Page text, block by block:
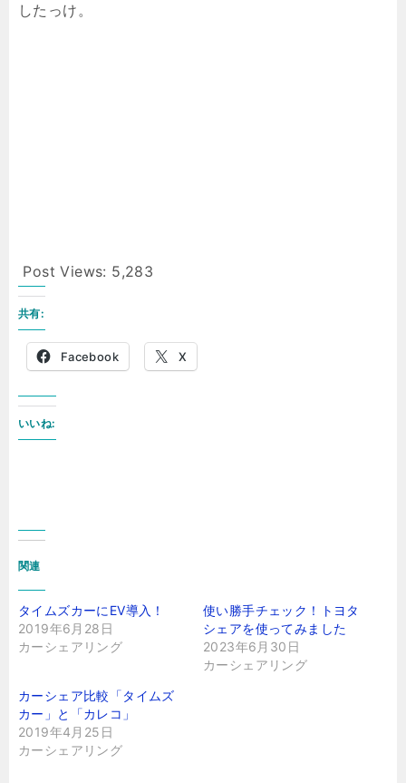
したっけ。
Post Views: 5,283
共有:
Facebook X
いいね:
関連
タイムズカーにEV導入！
2019年6月28日
カーシェアリング
使い勝手チェック！トヨタ
シェアを使ってみました
2023年6月30日
カーシェアリング
カーシェア比較「タイムズ
カー」と「カレコ」
2019年4月25日
カーシェアリング